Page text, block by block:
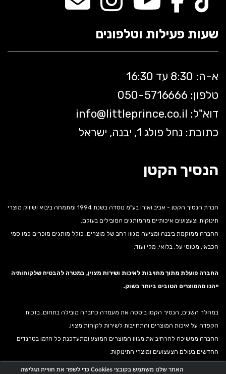
שעות פעילות וטלפונים
א-ה: 8:30 עד 16:30
טלפון: 050-5 716666
דוא"ל:
info@littleprince.co.il
כתובת: נחל פולג 1, יבנה, ישראל
הנסיך הקטן
חברת הנסיך הקטן - אביב ואורן בע"מ נוסדה בשנת 1994 ומתמחה ביבוא ושיווק מוצרי
תינוקות וצעצועים איכותיים מהמותגים המובילים בעולם.
החברה ממוקמת ביבנה ומציעה מגוון רחב של מוצרים, כולל מותגים מוכרים כמו סמי
הכבאי, מטוסי על, בלואי, מלי ועוד.
החברה פועלת מתוך מחויבות לאיכות ושירות מצוין, במטרה להבטיח שלקוחותיה
ייהנו מהמוצרים הטובים ביותר בשוק.
במהלך השנים, הנסיך הקטן ביססה את מעמדה כחברה מובילה בתחום, בזכות
הקפדה על איכות המוצרים והתחייבות לשירות לקוחות מצוין.
החברה ממשיכה להרחיב את מגוון המוצרים המוצע ומתעדכנת כל הזמן בטרנדים
החדשים בעולם הצעצועים ומוצרי התינוקות.
האתר שלנו משתמש בקובצי Cookies כדי לשפר את חוויית הגלישה